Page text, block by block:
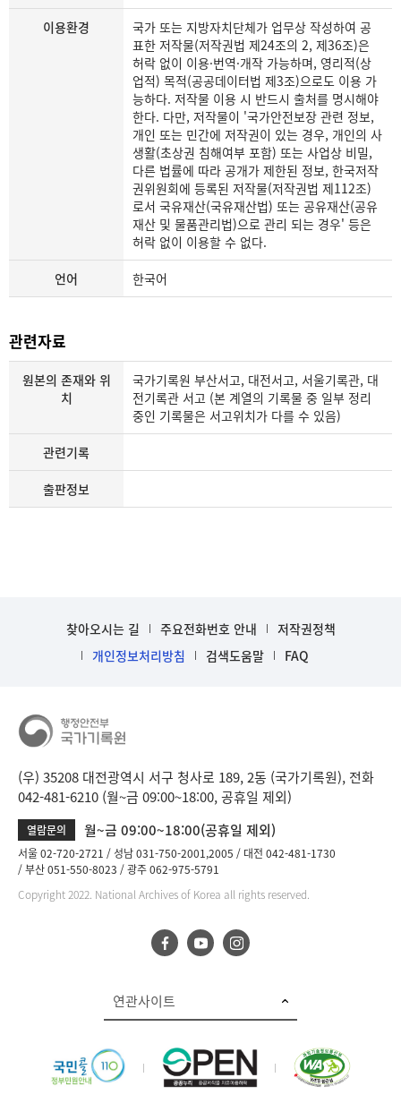
이용환경
국가 또는 지방자치단체가 업무상 작성하여 공
표한 저작물(저작권법 제24조의 2, 제36조)은
허락 없이 이용·번역·개작 가능하며, 영리적(상
업적) 목적(공공데이터법 제3조)으로도 이용 가
능하다. 저작물 이용 시 반드시 출처를 명시해야
한다. 다만, 저작물이 '국가안전보장 관련 정보,
개인 또는 민간에 저작권이 있는 경우, 개인의 사
생활(초상권 침해여부 포함) 또는 사업상 비밀,
다른 법률에 따라 공개가 제한된 정보, 한국저작
권위원회에 등록된 저작물(저작권법 제112조)
로서 국유재산(국유재산법) 또는 공유재산(공유
재산 및 물품관리법)으로 관리 되는 경우' 등은
허락 없이 이용할 수 없다.
언어 한국어
관련자료
원본의 존재와 위
치
국가기록원 부산서고, 대전서고, 서울기록관, 대
전기록관 서고 (본 계열의 기록물 중 일부 정리
중인 기록물은 서고위치가 다를 수 있음)
관련기록
출판정보
찾아오시는 길 주요전화번호 안내
저작권정책
개인정보처리방침
검색도움말 FAQ
(우) 35208 대전광역시 서구 청사로 189, 2동 (국가기록원), 전화
042-481-6210 (월~금 09:00~18:00, 공휴일 제외)
열람문의 월~금 09:00~18:00(공휴일 제외)
서울 02-720-2721 성남 031-750-2001,2005
대전 042-481-1730
부산 051-550-8023
광주 062-975-5791
Copyright 2022. National Archives of Korea all rights reserved.
연관사이트